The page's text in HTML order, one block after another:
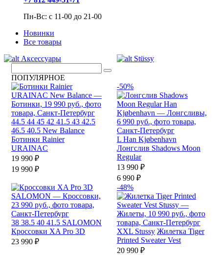
Пн-Вс: с 11-00 до 21-00
Новинки
Все товары
Аксессуары
Stüssy
ПОПУЛЯРНОЕ
44.5 44 45 42 41.5 43 42.5
46.5 40.5 New Balance
Ботинки Rainier
URAINAC
19 990 ₽
19 990 ₽
-50%
L Han Kjøbenhavn
Лонгслив Shadows Moon
Regular
13 990 ₽
6 990 ₽
38 38.5 40 41.5 SALOMON
Кроссовки XA Pro 3D
23 990 ₽
-48%
XXL Stussy Жилетка Tiger
Printed Sweater Vest
20 990 ₽